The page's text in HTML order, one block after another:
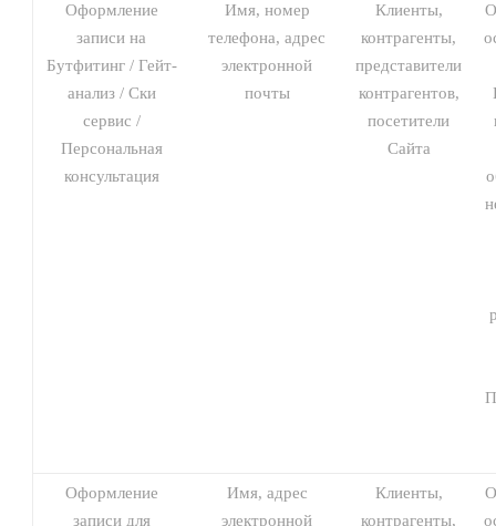
Оформление
записи на
Бутфитинг / Гейт-
анализ / Ски
сервис /
Персональная
консультация
Имя, номер
телефона, адрес
электронной
почты
Клиенты,
контрагенты,
представители
контрагентов,
посетители
Сайта
Оформление
записи для
Имя, адрес
электронной
Клиенты,
контрагенты,